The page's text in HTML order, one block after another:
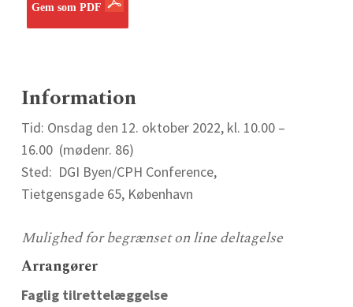
Gem som PDF
Information
Tid: Onsdag den 12. oktober 2022, kl. 10.00 –
16.00 (mødenr. 86)
Sted: DGI Byen/CPH Conference,
Tietgensgade 65, København
Mulighed for begrænset on line deltagelse
Arrangører
Faglig tilrettelæggelse